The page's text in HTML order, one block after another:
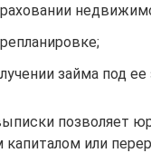
займа под ее
позволяет
или